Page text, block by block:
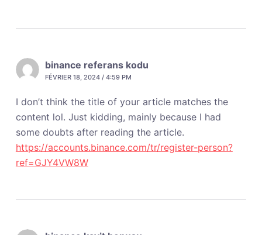
binance referans kodu
FÉVRIER 18, 2024 / 4:59 PM
I don’t think the title of your article matches the
content lol. Just kidding, mainly because I had
some doubts after reading the article.
https://accounts.binance.com/tr/register-person?
ref=GJY4VW8W